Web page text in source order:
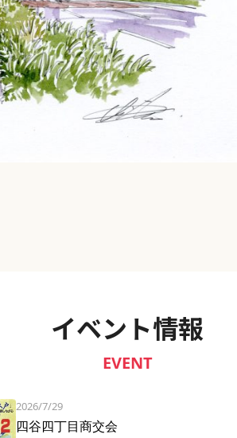
イベント情報
EVENT
2026/7/29
四谷四丁目商交会